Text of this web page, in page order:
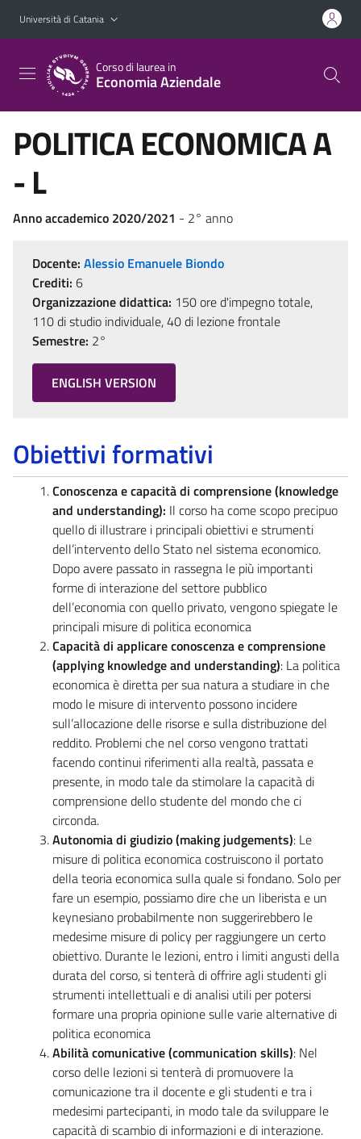
Vai al contenuto principale
Vai al menu di navigazione
Università di Catania
Corso di laurea in
Economia Aziendale
POLITICA ECONOMICA A
- L
Anno accademico 2020/2021 - 2° anno
Docente: Alessio Emanuele Biondo
Crediti: 6
Organizzazione didattica: 150 ore d'impegno totale,
110 di studio individuale, 40 di lezione frontale
Semestre: 2°
ENGLISH VERSION
Obiettivi formativi
Conoscenza e capacità di comprensione (knowledge
and understanding): Il corso ha come scopo precipuo
quello di illustrare i principali obiettivi e strumenti
dell’intervento dello Stato nel sistema economico.
Dopo avere passato in rassegna le più importanti
forme di interazione del settore pubblico
dell’economia con quello privato, vengono spiegate le
principali misure di politica economica
Capacità di applicare conoscenza e comprensione
(applying knowledge and understanding): La politica
economica è diretta per sua natura a studiare in che
modo le misure di intervento possono incidere
sull’allocazione delle risorse e sulla distribuzione del
reddito. Problemi che nel corso vengono trattati
facendo continui riferimenti alla realtà, passata e
presente, in modo tale da stimolare la capacità di
comprensione dello studente del mondo che ci
circonda.
Autonomia di giudizio (making judgements): Le
misure di politica economica costruiscono il portato
della teoria economica sulla quale si fondano. Solo per
fare un esempio, possiamo dire che un liberista e un
keynesiano probabilmente non suggerirebbero le
medesime misure di policy per raggiungere un certo
obiettivo. Durante le lezioni, entro i limiti angusti della
durata del corso, si tenterà di offrire agli studenti gli
strumenti intellettuali e di analisi utili per potersi
formare una propria opinione sulle varie alternative di
politica economica
Abilità comunicative (communication skills): Nel
corso delle lezioni si tenterà di promuovere la
comunicazione tra il docente e gli studenti e tra i
medesimi partecipanti, in modo tale da sviluppare le
capacità di scambio di informazioni e di interazione.